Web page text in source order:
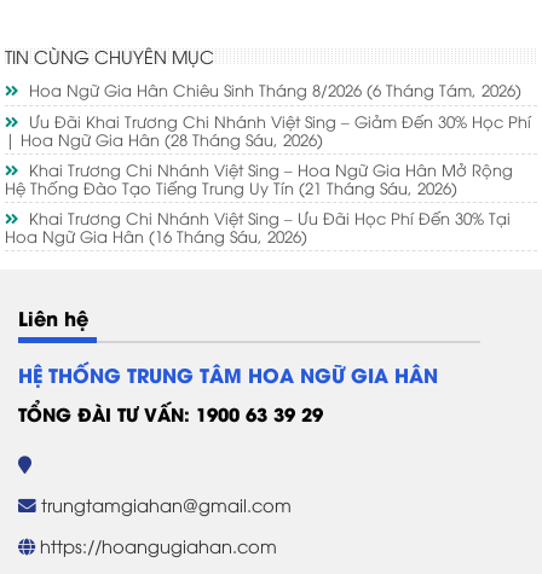
TIN CÙNG CHUYÊN MỤC
Hoa Ngữ Gia Hân Chiêu Sinh Tháng 8/2026(6 Tháng Tám, 2026)
Ưu Đãi Khai Trương Chi Nhánh Việt Sing – Giảm Đến 30% Học Phí
| Hoa Ngữ Gia Hân(28 Tháng Sáu, 2026)
Khai Trương Chi Nhánh Việt Sing – Hoa Ngữ Gia Hân Mở Rộng
Hệ Thống Đào Tạo Tiếng Trung Uy Tín(21 Tháng Sáu, 2026)
Khai Trương Chi Nhánh Việt Sing – Ưu Đãi Học Phí Đến 30% Tại
Hoa Ngữ Gia Hân(16 Tháng Sáu, 2026)
Liên hệ
HỆ THỐNG TRUNG TÂM HOA NGỮ GIA HÂN
TỔNG ĐÀI TƯ VẤN: 1900 63 39 29
trungtamgiahan@gmail.com
https://hoangugiahan.com